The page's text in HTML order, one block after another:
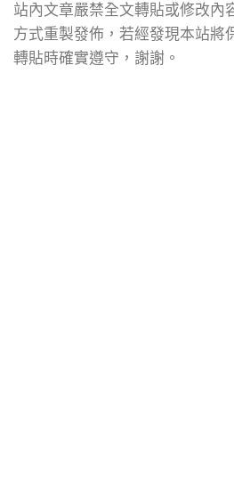
站內文章嚴禁全文轉貼或修改內
方式重製發佈，若經發現本站將
轉貼時確實遵守，謝謝。